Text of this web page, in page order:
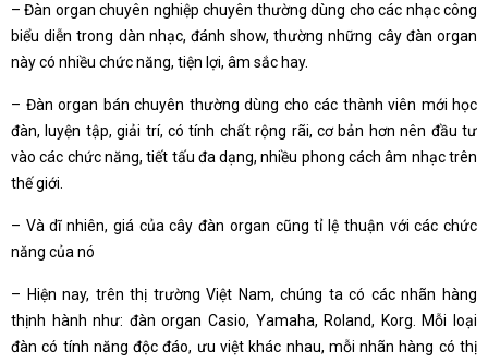
– Đàn organ chuyên nghiệp chuyên thường dùng cho các nhạc công
biểu diễn trong dàn nhạc, đánh show, thường những cây đàn organ
này có nhiều chức năng, tiện lợi, âm sắc hay.
– Đàn organ bán chuyên thường dùng cho các thành viên mới học
đàn, luyện tập, giải trí, có tính chất rộng rãi, cơ bản hơn nên đầu tư
vào các chức năng, tiết tấu đa dạng, nhiều phong cách âm nhạc trên
thế giới.
– Và dĩ nhiên, giá của cây đàn organ cũng tỉ lệ thuận với các chức
năng của nó
– Hiện nay, trên thị trường Việt Nam, chúng ta có các nhãn hàng
thịnh hành như: đàn organ Casio, Yamaha, Roland, Korg. Mỗi loại
đàn có tính năng độc đáo, ưu việt khác nhau, mỗi nhãn hàng có thị